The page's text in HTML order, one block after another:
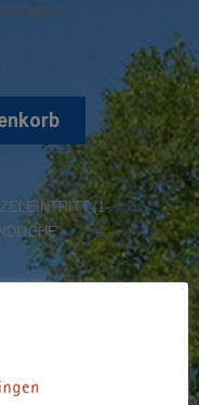
(1-
on